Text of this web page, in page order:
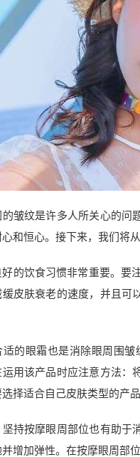
的皱纹是许多人所关心的问
和恒心。接下来，我们将
的饮食习惯非常重要。要
缓皮肤衰老的速度，并且可
适的眼霜也是消除眼周围
运用该产品时应注意方法：
择适合自己皮肤类型的产
坚持按摩眼周部位也有助于
增加弹性。在按摩眼周部